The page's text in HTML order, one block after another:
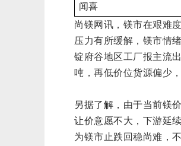
闻喜
尚镁网讯，镁市在艰难
压力有所缓解，镁市情
锭 府谷地区工厂报主流
吨，再低价位货源偏少
另据了解，由于当前镁
让价意愿不大， 下游延
为镁市止跌回稳尚难 ，